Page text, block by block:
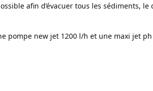
afin d’évacuer tous les sédiments, le
pompe new jet 1200 l/h et une maxi jet ph